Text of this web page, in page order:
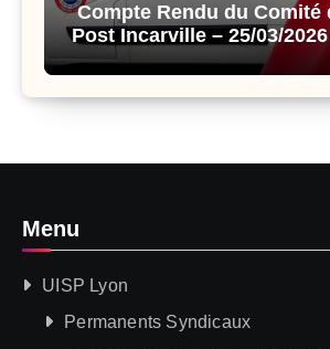
Compte Rendu du Comité
Post Incarville – 25/03/2026
Menu
UISP Lyon
Permanents Syndicaux